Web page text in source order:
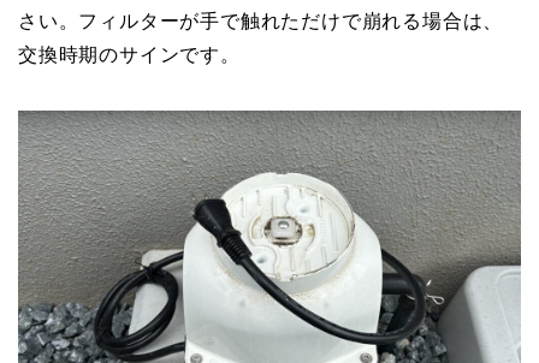
さい。フィルターが手で触れただけで崩れる場合は、
交換時期のサインです。